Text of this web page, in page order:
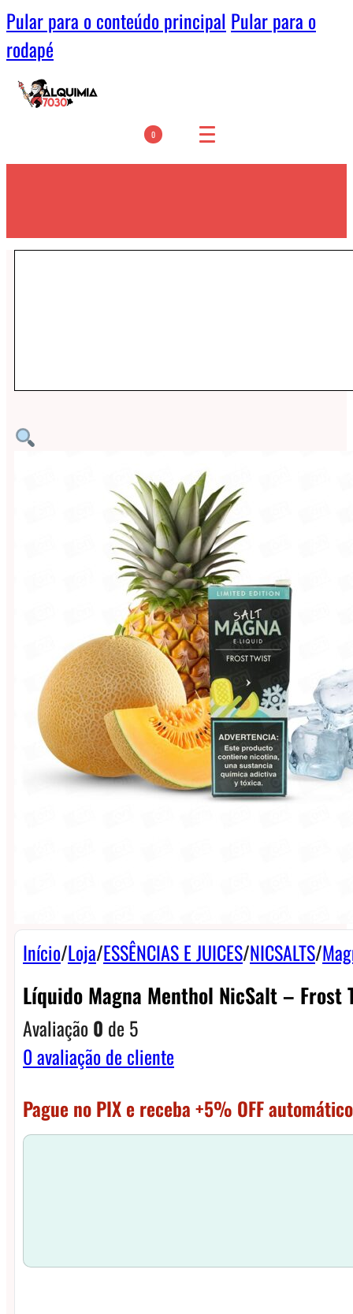
Pular para o conteúdo principal Pular para o
rodapé
0
Início/Loja/ESSÊNCIAS E JUICES/NICSALTS/
Líquido Magna Menthol NicSalt – Frost
Avaliação0 de 5
0avaliação de cliente
Pague no PIX e receba +5% OFF